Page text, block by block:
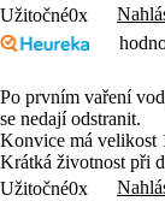
Užitočné0x
Po prvním vaření
se nedají odstranit.
Konvice má velikost
Krátká životnost při
Užitočné0x